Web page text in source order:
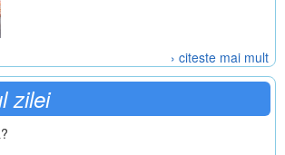
› citeste mai mult
zilei